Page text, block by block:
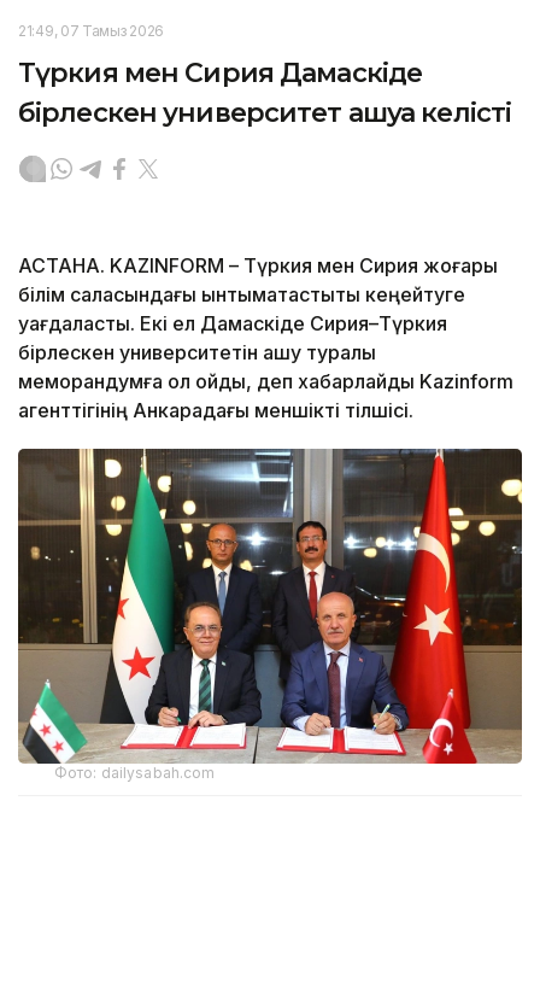
21:49, 07 Тамыз 2026
Түркия мен Сирия Дамаскіде
бірлескен университет ашуға келісті
АСТАНА. KAZINFORM – Түркия мен Сирия жоғары
білім саласындағы ынтымақтастықты кеңейтуге
уағдаласты. Екі ел Дамаскіде Сирия–Түркия
бірлескен университетін ашу туралы
меморандумға қол қойды, деп хабарлайды Kazinform
агенттігінің Анкарадағы меншікті тілшісі.
Фото: dailysabah.com